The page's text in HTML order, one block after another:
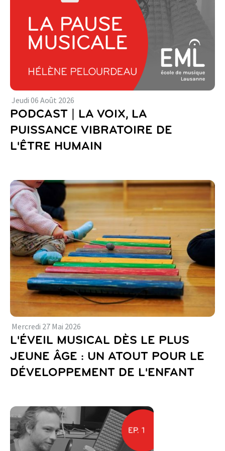
Jeudi 06 Août 2026
PODCAST | LA VOIX, LA
PUISSANCE VIBRATOIRE DE
L'ÊTRE HUMAIN
Mercredi 27 Mai 2026
L'ÉVEIL MUSICAL DÈS LE PLUS
JEUNE ÂGE : UN ATOUT POUR LE
DÉVELOPPEMENT DE L'ENFANT